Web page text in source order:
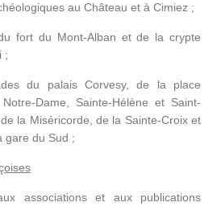
au Château et à Cimiez ;
fort du Mont-Alban et de la crypte
;
du palais Corvesy, de la place
Dame, Sainte-Hélène et Saint-
la Miséricorde, de la Sainte-Croix et
gare du Sud ;
associations et aux publications